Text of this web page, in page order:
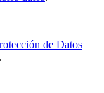
de Datos
.